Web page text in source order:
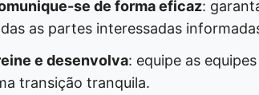
se de forma eficaz:
as partes interessadas
e desenvolva: equipe as
transição tranquila.